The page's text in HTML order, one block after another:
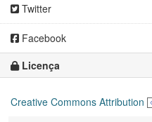
Twitter
Facebook
Licença
Creative Commons Attribution